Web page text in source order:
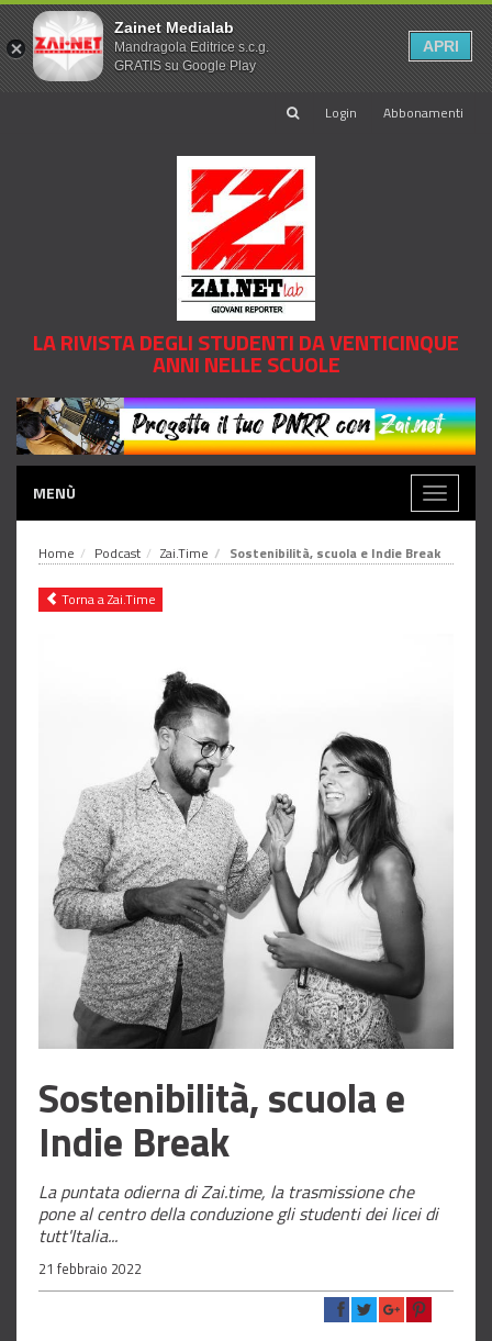
Login Abbonamenti
LA RIVISTA DEGLI STUDENTI DA VENTICINQUE
ANNI NELLE SCUOLE
MENÙ
Toggle
Home Podcast Zai.Time Sostenibilità, scuola e Indie Break
Torna a Zai.Time
Sostenibilità, scuola e
Indie Break
La puntata odierna di Zai.time, la trasmissione che
pone al centro della conduzione gli studenti dei licei di
tutt'Italia...
21 febbraio 2022
Zainet Medialab
Mandragola Editrice s.c.g.
GRATIS su Google Play
APRI